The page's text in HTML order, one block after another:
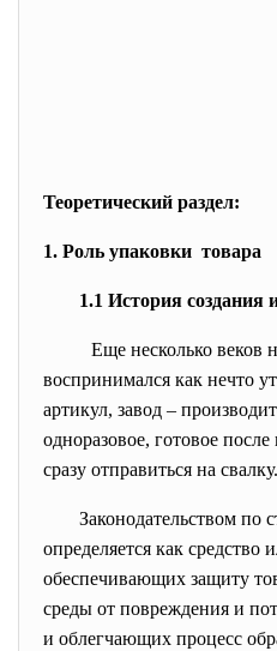
Теоретический раздел:
1. Роль упаковки товара
1.1 История создания
Еще несколько веков
воспринимался как нечто
артикул, завод –
одноразовое, готовое
сразу отправиться на свалку.
Законодательством по
определяется как средство
обеспечивающих защиту
среды от повреждения и
и облегчающих процесс